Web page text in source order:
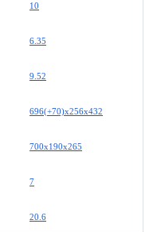
10
6.35
9.52
696(+70)x256x432
700x190x265
7
20.6